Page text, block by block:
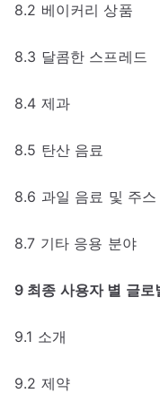
8.2 베이커리 상품
8.3 달콤한 스프레드
8.4 제과
8.5 탄산 음료
8.6 과일 음료 및 주스
8.7 기타 응용 분야
9 최종 사용자 별 글
9.1 소개
9.2 제약